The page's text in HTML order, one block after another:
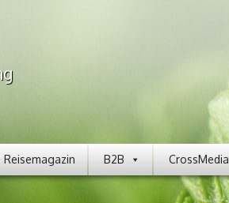
Reisemagazin B2B CrossMedia